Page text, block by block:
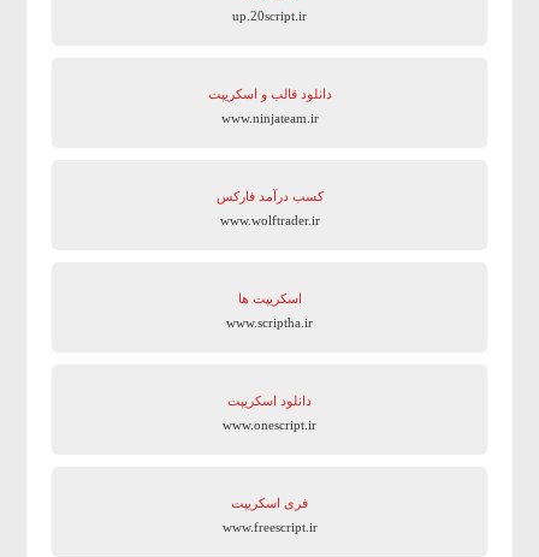
up.20script.ir
دانلود قالب و اسکریپت
www.ninjateam.ir
کسب درآمد فارکس
www.wolftrader.ir
اسکریپت ها
www.scriptha.ir
دانلود اسکریپت
www.onescript.ir
فری اسکریپت
www.freescript.ir